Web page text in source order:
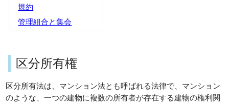
規約
管理組合と集会
区分所有権
区分所有法は、マンション法とも呼ばれる法律で、マンション
のような、一つの建物に複数の所有者が存在する建物の権利関